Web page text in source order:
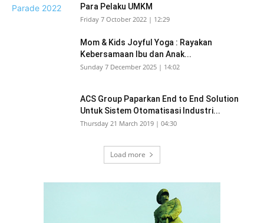
Para Pelaku UMKM
Friday 7 October 2022 | 12:29
Mom & Kids Joyful Yoga : Rayakan
Kebersamaan Ibu dan Anak...
Sunday 7 December 2025 | 14:02
ACS Group Paparkan End to End Solution
Untuk Sistem Otomatisasi Industri...
Thursday 21 March 2019 | 04:30
Load more